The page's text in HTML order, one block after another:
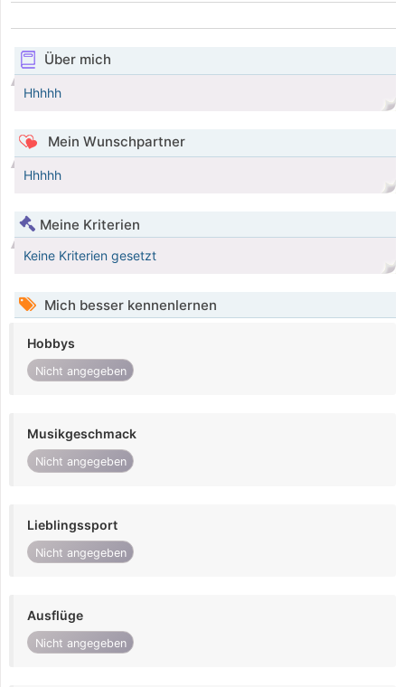
Über mich
Hhhhh
Mein Wunschpartner
Hhhhh
Meine Kriterien
Keine Kriterien gesetzt
Mich besser kennenlernen
Hobbys
Nicht angegeben
Musikgeschmack
Nicht angegeben
Lieblingssport
Nicht angegeben
Ausflüge
Nicht angegeben